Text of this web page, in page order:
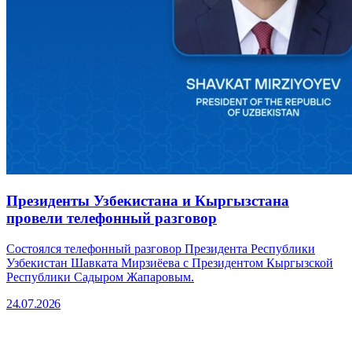
Президенты Узбекистана и Кыргызстана
провели телефонный разговор
Cостоялся телефонный разговор Президента Республики
Узбекистан Шавката Мирзиёева с Президентом Кыргызской
Республики Садыром Жапаровым.
24.07.2026